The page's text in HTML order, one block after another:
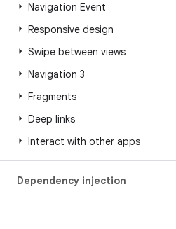
Navigation Event
Responsive design
Swipe between views
Navigation 3
Fragments
Deep links
Interact with other apps
Dependency injection